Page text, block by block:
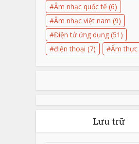
Âm nhạc quốc tế (6)
Âm nhạc việt nam (9)
Điện tử ứng dụng (51)
điện thoại (7) Ẩm thực
Lưu trữ